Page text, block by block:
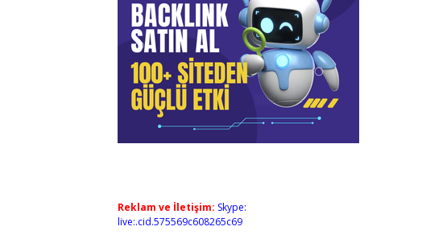
Reklam ve İletişim: Skype:
live:.cid.575569c608265c69